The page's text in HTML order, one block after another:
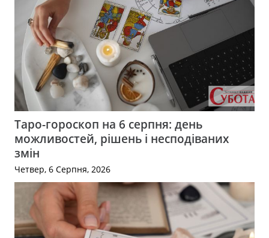
Таро-гороскоп на 6 серпня: день
можливостей, рішень і несподіваних
змін
Четвер, 6 Серпня, 2026